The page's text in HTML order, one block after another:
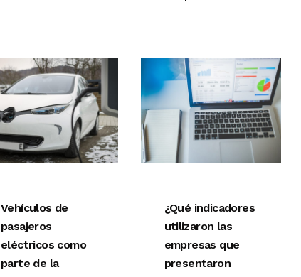
Vehículos de
pasajeros
eléctricos como
parte de la
¿Qué indicadores
utilizaron las
empresas que
presentaron